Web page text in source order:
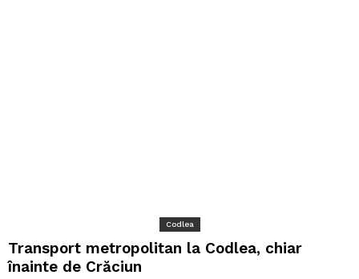
Codlea
Transport metropolitan la Codlea, chiar
înainte de Crăciun